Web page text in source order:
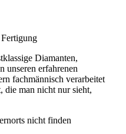
Diamanten,
unseren erfahrenen
fachmännisch verarbeitet
man nicht nur sieht,
nicht finden